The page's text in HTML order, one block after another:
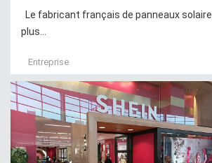
Le fabricant français de panneaux
plus...
Entreprise